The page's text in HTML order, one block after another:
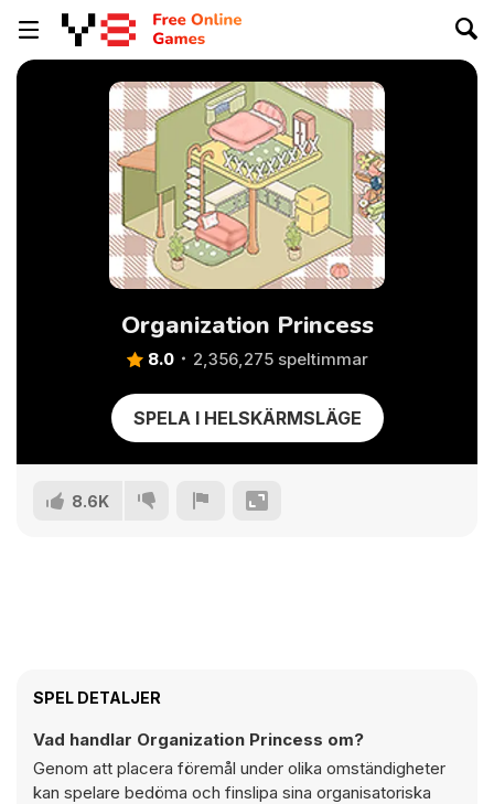
Organization Princess
8.0 2,356,275 speltimmar
SPELA I HELSKÄRMSLÄGE
8.6K
SPEL DETALJER
Vad handlar Organization Princess om?
Genom att placera föremål under olika omständigheter
kan spelare bedöma och finslipa sina organisatoriska